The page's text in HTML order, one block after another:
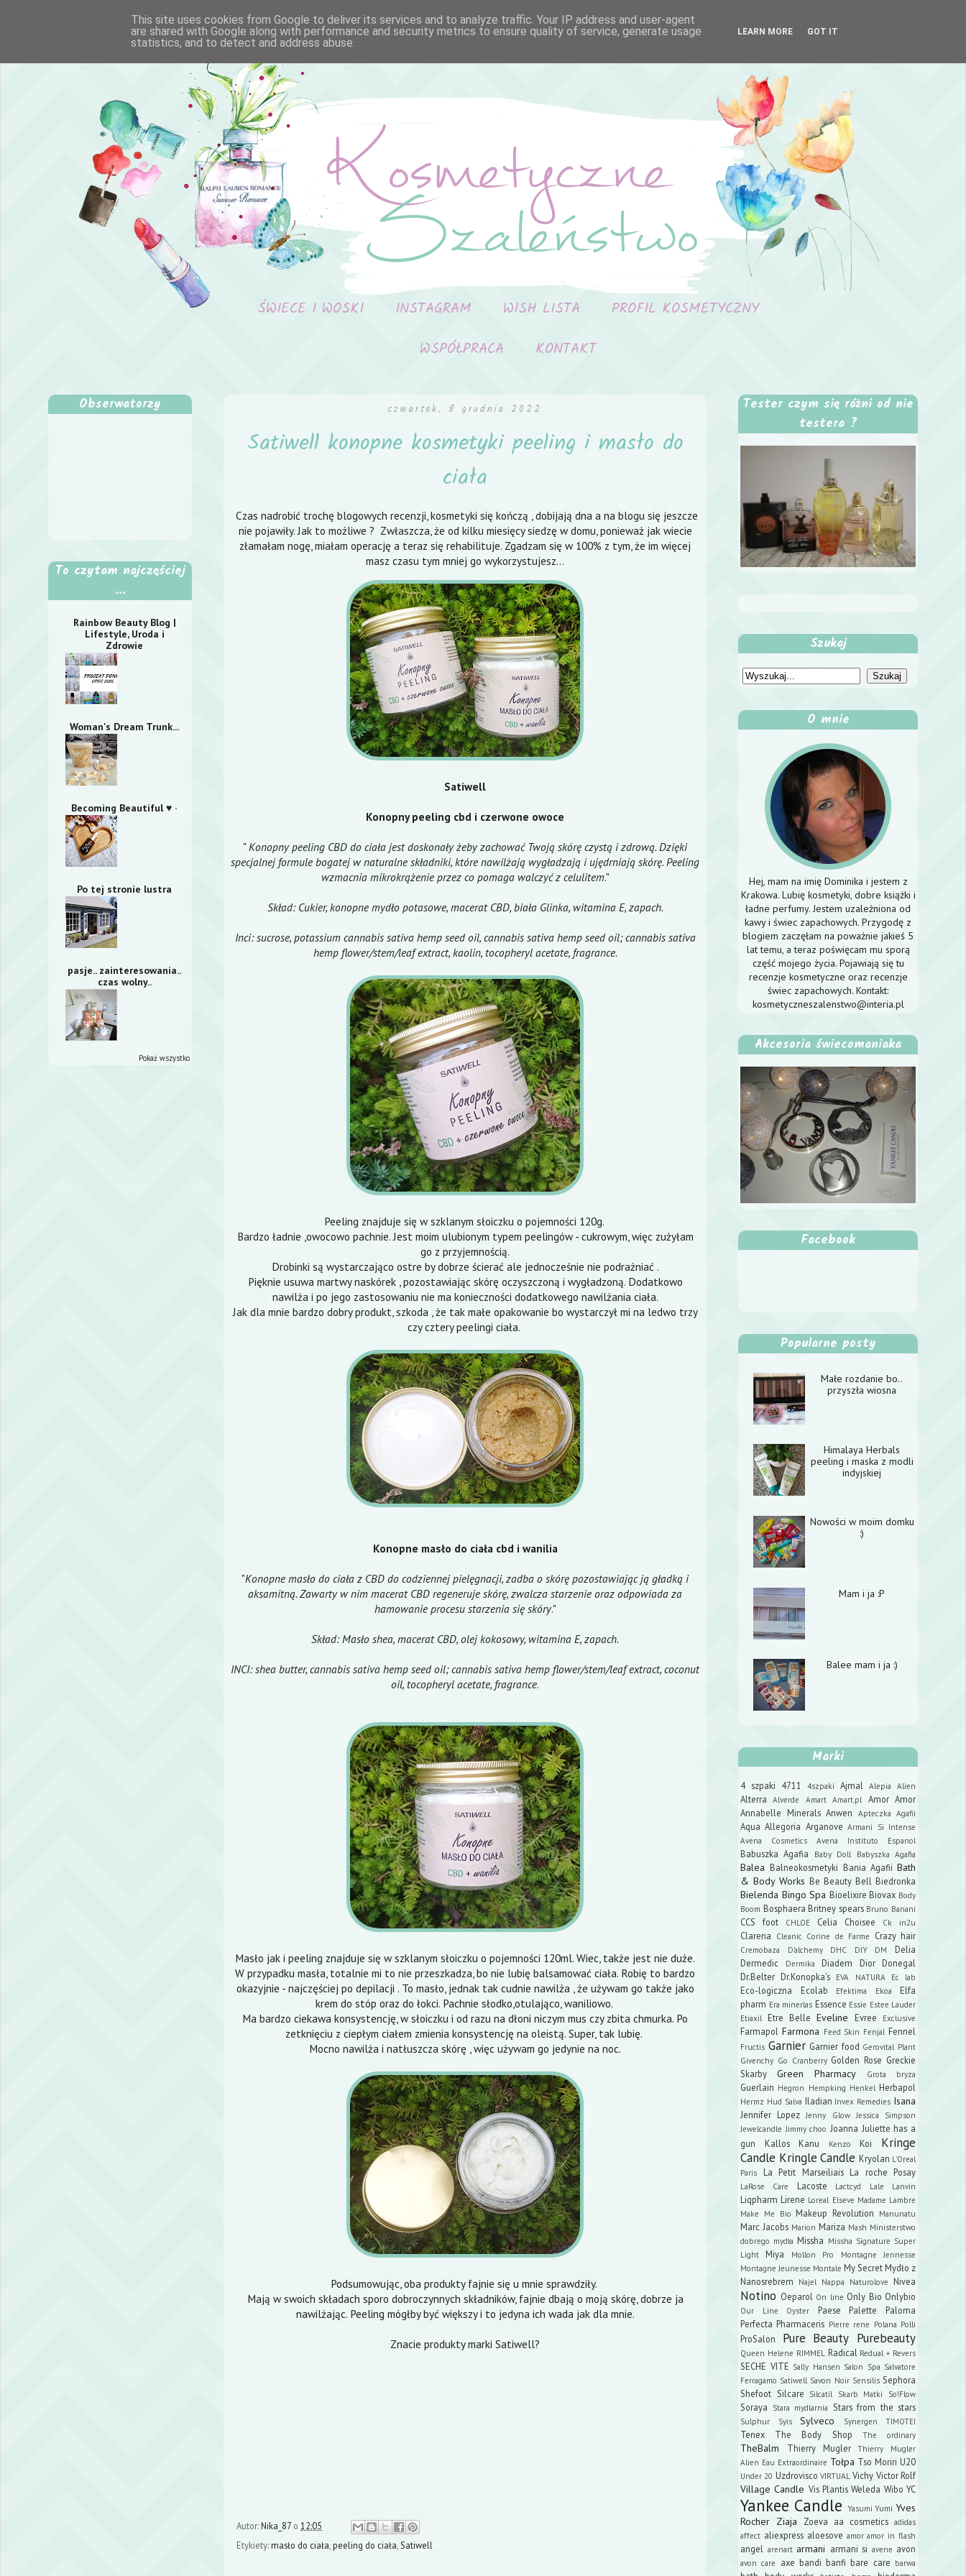
ŚWIECE I WOSKI INSTAGRAM WISH LISTA
PROFIL KOSMETYCZNY
WSPÓŁPRACA
KONTAKT
czwartek, 8 grudnia 2022
Satiwell konopne kosmetyki peeling i masło do
ciała
Czas nadrobić trochę blogowych recenzji, kosmetyki się kończą , dobijają dna a na blogu się jeszcze
nie pojawiły. Jak to możliwe ? Zwłaszcza, że od kilku miesięcy siedzę w domu, ponieważ jak wiecie
złamałam nogę, miałam operację a teraz się rehabilituje. Zgadzam się w 100% z tym, że im więcej
masz czasu tym mniej go wykorzystujesz...
Satiwell
Konopny peeling cbd i czerwone owoce
" Konopny peeling CBD do ciała jest doskonały żeby zachować Twoją skórę czystą i zdrową. Dzięki
specjalnej formule bogatej w naturalne składniki, które nawilżają wygładzają i ujędrniają skórę. Peeling
wzmacnia mikrokrążenie przez co pomaga walczyć z celulitem."
Skład: Cukier, konopne mydło potasowe, macerat CBD, biała Glinka, witamina E, zapach.
Inci: sucrose, potassium cannabis sativa hemp seed oil, cannabis sativa hemp seed oil; cannabis sativa
hemp flower/stem/leaf extract, kaolin, tocopheryl acetate, fragrance.
Peeling znajduje się w szklanym słoiczku o pojemności 120g.
Bardzo ładnie ,owocowo pachnie. Jest moim ulubionym typem peelingów - cukrowym, więc zużyłam
go z przyjemnością.
Drobinki są wystarczająco ostre by dobrze ścierać ale jednocześnie nie podrażniać .
Pięknie usuwa martwy naskórek , pozostawiając skórę oczyszczoną i wygładzoną. Dodatkowo
nawilża i po jego zastosowaniu nie ma konieczności dodatkowego nawilżania ciała.
Jak dla mnie bardzo dobry produkt, szkoda , że tak małe opakowanie bo wystarczył mi na ledwo trzy
czy cztery peelingi ciała.
Konopne masło do ciała cbd i wanilia
"Konopne masło do ciała z CBD do codziennej pielęgnacji, zadba o skórę pozostawiając ją gładką i
aksamitną. Zawarty w nim macerat CBD regeneruje skórę, zwalcza starzenie oraz odpowiada za
hamowanie procesu starzenia się skóry."
Skład: Masło shea, macerat CBD, olej kokosowy, witamina E, zapach.
INCI: shea butter, cannabis sativa hemp seed oil; cannabis sativa hemp flower/stem/leaf extract, coconut
oil, tocopheryl acetate, fragrance.
Masło jak i peeling znajduje się w szklanym słoiczku o pojemności 120ml. Wiec, także jest nie duże.
W przypadku masła, totalnie mi to nie przeszkadza, bo nie lubię balsamować ciała. Robię to bardzo
okazyjnie - najczęściej po depilacji . To masło, jednak tak cudnie nawilża , że używam go także jako
krem do stóp oraz do łokci. Pachnie słodko,otulająco, waniliowo.
Ma bardzo ciekawa konsystencję, w słoiczku i od razu na dłoni niczym mus czy zbita chmurka. Po
zetknięciu z ciepłym ciałem zmienia konsystencję na oleistą. Super, tak lubię.
Mocno nawilża i natłuszcza skórę , więc używam go jedynie na noc.
Podsumowując, oba produkty fajnie się u mnie sprawdziły.
Mają w swoich składach sporo dobroczynnych składników, fajnie dbają o moją skórę, dobrze ja
nawilżając. Peeling mógłby być większy i to jedyna ich wada jak dla mnie.
Znacie produkty marki Satiwell?
Autor:Nika_87 o 12:05
Etykiety:masło do ciała peeling do ciała Satiwell
Obserwatorzy
To czytam najczęściej
...
Rainbow Beauty Blog |
Lifestyle, Uroda i
Zdrowie
Woman's Dream Trunk...
Becoming Beautiful ♥ ·
Po tej stronie lustra
pasje.. zainteresowania..
czas wolny..
Pokaż wszystko
Tester czym się różni od nie
testera ?
Szukaj
O mnie
Hej, mam na imię Dominika i jestem z
Krakowa. Lubię kosmetyki, dobre książki i
ładne perfumy. Jestem uzależniona od
kawy i świec zapachowych. Przygodę z
blogiem zaczęłam na poważnie jakieś 5
lat temu, a teraz poświęcam mu sporą
część mojego życia. Pojawiają się tu
recenzje kosmetyczne oraz recenzje
świec zapachowych. Kontakt:
kosmetyczneszalenstwo@interia.pl
Akcesoria świecomaniaka
Facebook
Popularne posty
Małe rozdanie bo..
przyszła wiosna
Himalaya Herbals
peeling i maska z modli
indyjskiej
Nowości w moim domku
:)
Mam i ja :P
Balee mam i ja :)
Marki
4 szpaki 4711 4szpaki Ajmal Alepia Alien
Alterra Alverde Amart Amart.pl
Amor Amor
Annabelle Minerals Anwen Apteczka Agafii
Aqua Allegoria Arganove Armani Si Intense
Avena Cosmetics
Avena Instituto Espanol
Babuszka Agafia Baby Doll Babyszka Agafia
Balea Balneokosmetyki Bania Agafii Bath
& Body Works Be Beauty Bell Biedronka
Bielenda Bingo Spa Bioelixire Biovax Body
Boom Bosphaera Britney spears Bruno Banani
CCS foot CHLOE Celia Choisee Ck in2u
Clarena Cleanic Corine de Farme Crazy hair
Cremobaza D'alchemy DHC DIY DM
Delia
Dermedic
Dermika Diadem Dior
Donegal
Dr.Belter Dr.Konopka's EVA NATURA Ec lab
Eco-logiczna Ecolab Efektima Ekoa
Elfa
pharm Era minerlas Essence Essie Estee Lauder
Etiaxil
Etre Belle Eveline Evree Exclusive
Farmapol Farmona Feed Skin Fenjal Fennel
Fructis Garnier Garnier food Gerovital Plant
Givenchy Go Cranberry Golden Rose Greckie
Skarby
Green Pharmacy Grota bryza
Guerlain Hegron Hempking Henkel Herbapol
Hermz Hud Salva Iladian Invex Remedies Isana
Jennifer Lopez Jenny Glow Jessica Simpson
Jewelcandle Jimmy choo Joanna Juliette has a
gun
Kallos Kanu Kenzo Koi
Kringe
Candle Kringle Candle Kryolan L'Oreal
Paris
La Petit Marseiliais La roche Posay
LaRose Care Lacoste Lactcyd Lale Lanvin
Liqpharm Lirene Loreal Elseve Madame Lambre
Make Me Bio Makeup Revolution Manunatu
Marc Jacobs Marion Mariza Mash Ministerstwo
dobrego mydła Missha Missha Signature Super
Light
Miya Mollon Pro
Montagne Jennesse
Montagne Jeunesse Montale My Secret Mydło z
Nanosrebrem
Najel Nappa Naturolove Nivea
Notino Oeparol On line Only Bio Onlybio
Our Line Oyster Paese Palette
Paloma
Perfecta Pharmaceris Pierre rene Polana Polli
ProSalon Pure Beauty Purebeauty
Queen Helene RIMMEL Radical Redual + Revers
SECHE VITE Sally Hansen Salon Spa Salvatore
Ferragamo Satiwell Savon Noir Sensilis Sephora
Shefoot Silcare Silcatil Skarb Matki So!Flow
Soraya Stara mydlarnia Stars from the stars
Sulphur Syis Sylveco Synergen TIMOTEI
Tenex The Body Shop The ordinary
TheBalm Thierry Mugler
Thierry Mugler
Alien Eau Extraordinaire Tołpa Tso Moriri U20
Under 20 Uzdrovisco VIRTUAL Vichy Victor Rolf
Village Candle Vis Plantis Weleda Wibo YC
Yankee Candle Yasumi Yumi Yves
Rocher Ziaja Zoeva aa cosmetics adidas
affect aliexpress aloesove amor amor in flash
angel arenart armani armani si avene avon
avon care axe bandi banfi bare care barwa
This site uses cookies from Google to deliver its services and to analyze traffic. Your IP address and user-agent
are shared with Google along with performance and security metrics to ensure quality of service, generate usage
statistics, and to detect and address abuse.
LEARN MORE GOT IT